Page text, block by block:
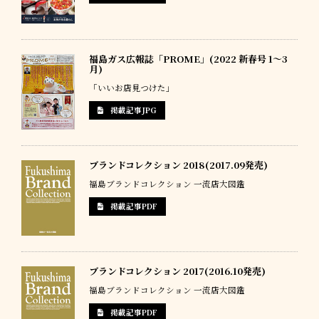
福島ガス広報誌「PROME」(2022 新春号 1〜3
月)
「いいお店見つけた」
掲載記事JPG
ブランドコレクション 2018(2017.09発売)
福島ブランドコレクション 一流店大図鑑
掲載記事PDF
ブランドコレクション 2017(2016.10発売)
福島ブランドコレクション 一流店大図鑑
掲載記事PDF